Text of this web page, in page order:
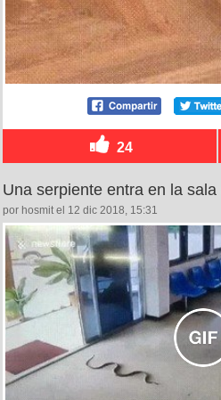
24
Una serpiente entra en la
por hosmit el 12 dic 2018, 15:31